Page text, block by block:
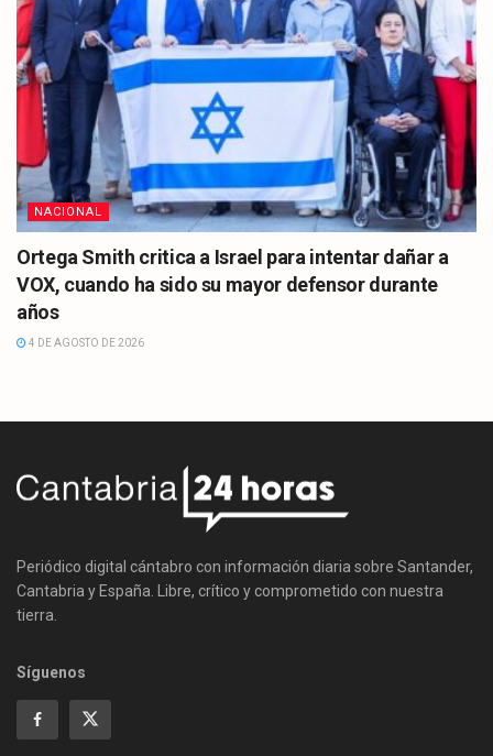
NACIONAL
Ortega Smith critica a Israel para intentar dañar a
VOX, cuando ha sido su mayor defensor durante
años
4 DE AGOSTO DE 2026
Periódico digital cántabro con información diaria sobre Santander,
Cantabria y España. Libre, crítico y comprometido con nuestra
tierra.
Síguenos